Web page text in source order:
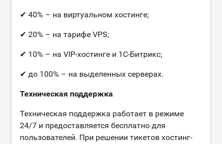
✔ 40% – на виртуальном хостинге;
✔ 20% – на тарифе VPS;
✔ 10% – на VIP-хостинге и 1C-Битрикс;
✔ до 100% – на выделенных серверах.
Техническая поддержка
Техническая поддержка работает в режиме
24/7 и предоставляется бесплатно для
пользователей. При решении тикетов хостинг-